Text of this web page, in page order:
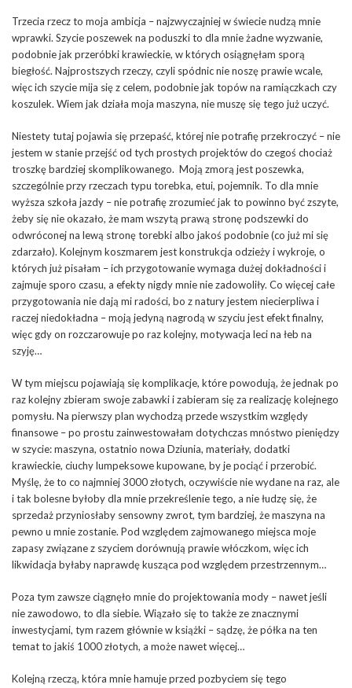
Trzecia rzecz to moja ambicja – najzwyczajniej w świecie nudzą mnie
wprawki. Szycie poszewek na poduszki to dla mnie żadne wyzwanie,
podobnie jak przeróbki krawieckie, w których osiągnęłam sporą
biegłość. Najprostszych rzeczy, czyli spódnic nie noszę prawie wcale,
więc ich szycie mija się z celem, podobnie jak topów na ramiączkach czy
koszulek. Wiem jak działa moja maszyna, nie muszę się tego już uczyć.
Niestety tutaj pojawia się przepaść, której nie potrafię przekroczyć – nie
jestem w stanie przejść od tych prostych projektów do czegoś chociaż
troszkę bardziej skomplikowanego. Moją zmorą jest poszewka,
szczególnie przy rzeczach typu torebka, etui, pojemnik. To dla mnie
wyższa szkoła jazdy – nie potrafię zrozumieć jak to powinno być zszyte,
żeby się nie okazało, że mam wszytą prawą stronę podszewki do
odwróconej na lewą stronę torebki albo jakoś podobnie (co już mi się
zdarzało). Kolejnym koszmarem jest konstrukcja odzieży i wykroje, o
których już pisałam – ich przygotowanie wymaga dużej dokładności i
zajmuje sporo czasu, a efekty nigdy mnie nie zadowoliły. Co więcej całe
przygotowania nie dają mi radości, bo z natury jestem niecierpliwa i
raczej niedokładna – moją jedyną nagrodą w szyciu jest efekt finalny,
więc gdy on rozczarowuje po raz kolejny, motywacja leci na łeb na
szyję…
W tym miejscu pojawiają się komplikacje, które powodują, że jednak po
raz kolejny zbieram swoje zabawki i zabieram się za realizację kolejnego
pomysłu. Na pierwszy plan wychodzą przede wszystkim względy
finansowe – po prostu zainwestowałam dotychczas mnóstwo pieniędzy
w szycie: maszyna, ostatnio nowa Dziunia, materiały, dodatki
krawieckie, ciuchy lumpeksowe kupowane, by je pociąć i przerobić.
Myślę, że to co najmniej 3000 złotych, oczywiście nie wydane na raz, ale
i tak bolesne byłoby dla mnie przekreślenie tego, a nie łudzę się, że
sprzedaż przyniosłaby sensowny zwrot, tym bardziej, że maszyna na
pewno u mnie zostanie. Pod względem zajmowanego miejsca moje
zapasy związane z szyciem dorównują prawie włóczkom, więc ich
likwidacja byłaby naprawdę kusząca pod względem przestrzennym…
Poza tym zawsze ciągnęło mnie do projektowania mody – nawet jeśli
nie zawodowo, to dla siebie. Wiązało się to także ze znacznymi
inwestycjami, tym razem głównie w książki – sądzę, że półka na ten
temat to jakiś 1000 złotych, a może nawet więcej…
Kolejną rzeczą, która mnie hamuje przed pozbyciem się tego